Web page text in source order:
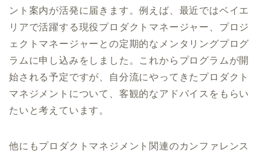
ント案内が活発に届きます。例えば、最近ではベイエ
リアで活躍する現役プロダクトマネージャー、プロジ
ェクトマネージャーとの定期的なメンタリングプログ
ラムに申し込みをしました。これからプログラムが開
始される予定ですが、自分流にやってきたプロダクト
マネジメントについて、客観的なアドバイスをもらい
たいと考えています。
他にもプロダクトマネジメント関連のカンファレンス